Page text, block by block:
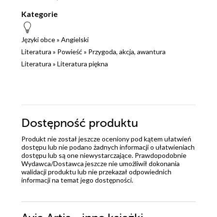
Kategorie
Języki obce» Angielski
Literatura » Powieść » Przygoda, akcja, awantura
Literatura » Literatura piękna
Dostępność produktu
Produkt nie został jeszcze oceniony pod kątem ułatwień
dostępu lub nie podano żadnych informacji o ułatwieniach
dostępu lub są one niewystarczające. Prawdopodobnie
Wydawca/Dostawca jeszcze nie umożliwił dokonania
walidacji produktu lub nie przekazał odpowiednich
informacji na temat jego dostępności.